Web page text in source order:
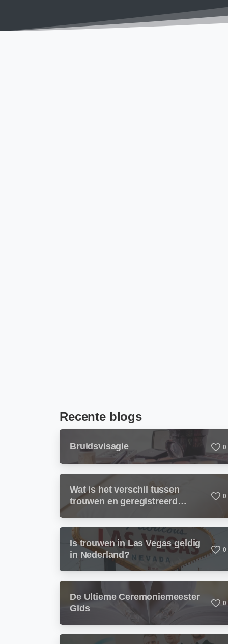
Recente blogs
Bruidsvisagie 0
Wat is het verschil tussen
trouwen en geregistreerd
0
Is trouwen in Las Vegas geldig
in Nederland?
0
De Ultieme Ceremoniemeester
Gids
0